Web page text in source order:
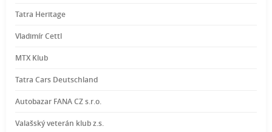
Tatra Heritage
Vladimír Cettl
MTX Klub
Tatra Cars Deutschland
Autobazar FANA CZ s.r.o.
Valašský veterán klub z.s.